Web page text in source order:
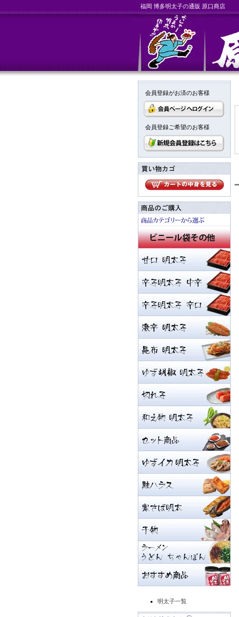
福岡 博多明太子の通販 原口商店
会員登録がお済のお客様
会員登録ご希望のお客様
明太子一覧